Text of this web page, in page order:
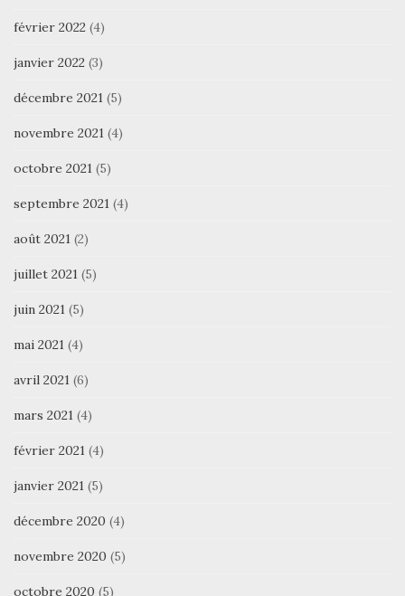
février 2022 (4)
janvier 2022 (3)
décembre 2021 (5)
novembre 2021 (4)
octobre 2021 (5)
septembre 2021 (4)
août 2021 (2)
juillet 2021 (5)
juin 2021 (5)
mai 2021 (4)
avril 2021 (6)
mars 2021 (4)
février 2021 (4)
janvier 2021 (5)
décembre 2020 (4)
novembre 2020 (5)
octobre 2020 (5)